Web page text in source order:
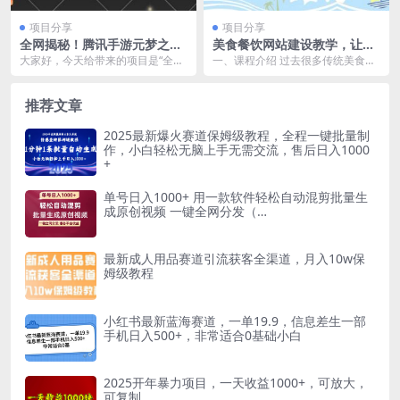
项目分享
全网揭秘！腾讯手游元梦之
星，十分钟顶尖教学，单视频
大家好，今天给带来的项目是“全网
项目分享
美食餐饮网站建设教学，让你
店铺更加赚钱（搭建视频教程
一、课程介绍 过去很多传统美食餐
推荐文章
2025最新爆火赛道保姆级教程，全程一键批量制
作，小白轻松无脑上手无需交流，售后日入1000
+
单号日入1000+ 用一款软件轻松自动混剪批量生
成原创视频 一键全网分发（…
最新成人用品赛道引流获客全渠道，月入10w保
姆级教程
小红书最新蓝海赛道，一单19.9，信息差生一部
手机日入500+，非常适合0基础小白
2025开年暴力项目，一天收益1000+，可放大，